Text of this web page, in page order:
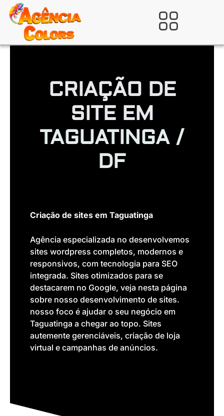
para
conteúdo
Verificada por
CRIAÇÃO DE
SITE EM
TAGUATINGA /
DF
Criação de sites em Taguatinga
Agência especializada no desenvolvemos
sites wordpress completos, modernos e
responsivos, com tecnologia para SEO
integrada. Sites otimizados para se
destacarem no Google, veja nesta página
sobre nosso desenvolvimento de sites.
nosso foco é ajudar o seu negócio em
Taguatinga a chegar ao topo. Sites
autemente gerenciáveis, criação de loja
virtual e campanhas de anúncios.